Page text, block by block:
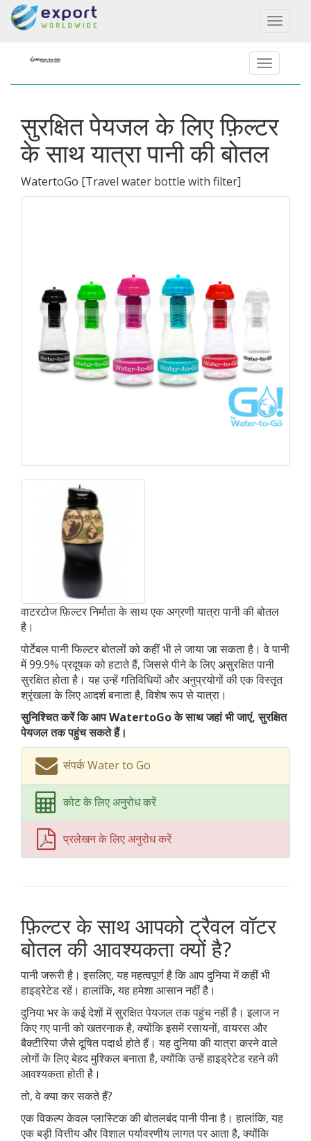
Toggle
सुरक्षित पेयजल के लिए फ़िल्टर
के साथ यात्रा पानी की बोतल
WatertoGo [Travel water bottle with filter]
वाटरटोज फ़िल्टर निर्माता के साथ एक अग्रणी यात्रा पानी की बोतल
है।
पोर्टेबल पानी फिल्टर बोतलों को कहीं भी ले जाया जा सकता है। वे पानी
में 99.9% प्रदूषक को हटाते हैं, जिससे पीने के लिए असुरक्षित पानी
सुरक्षित होता है। यह उन्हें गतिविधियों और अनुप्रयोगों की एक विस्तृत
श्रृंखला के लिए आदर्श बनाता है, विशेष रूप से यात्रा।
सुनिश्चित करें कि आप WatertoGo के साथ जहां भी जाएं, सुरक्षित
पेयजल तक पहुंच सकते हैं।
संपर्क Water to Go
कोट के लिए अनुरोध करें
प्रलेखन के लिए अनुरोध करें
फ़िल्टर के साथ आपको ट्रैवल वॉटर
बोतल की आवश्यकता क्यों है?
पानी जरूरी है। इसलिए, यह महत्वपूर्ण है कि आप दुनिया में कहीं भी
हाइड्रेटेड रहें। हालांकि, यह हमेशा आसान नहीं है।
दुनिया भर के कई देशों में सुरक्षित पेयजल तक पहुंच नहीं है। इलाज न
किए गए पानी को खतरनाक है, क्योंकि इसमें रसायनों, वायरस और
बैक्टीरिया जैसे दूषित पदार्थ होते हैं। यह दुनिया की यात्रा करने वाले
लोगों के लिए बेहद मुश्किल बनाता है, क्योंकि उन्हें हाइड्रेटेड रहने की
आवश्यकता होती है।
तो, वे क्या कर सकते हैं?
एक विकल्प केवल प्लास्टिक की बोतलबंद पानी पीना है। हालांकि, यह
एक बड़ी वित्तीय और विशाल पर्यावरणीय लागत पर आता है, क्योंकि